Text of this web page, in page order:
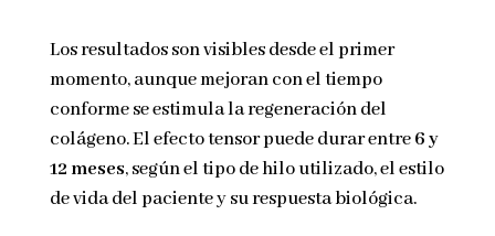
Los resultados son visibles desde el primer
momento, aunque mejoran con el tiempo
conforme se estimula la regeneración del
colágeno. El efecto tensor puede durar entre6 y
12 meses, según el tipo de hilo utilizado, el estilo
de vida del paciente y su respuesta biológica.